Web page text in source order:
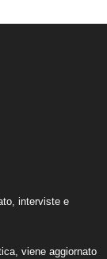
interviste e
viene aggiornato